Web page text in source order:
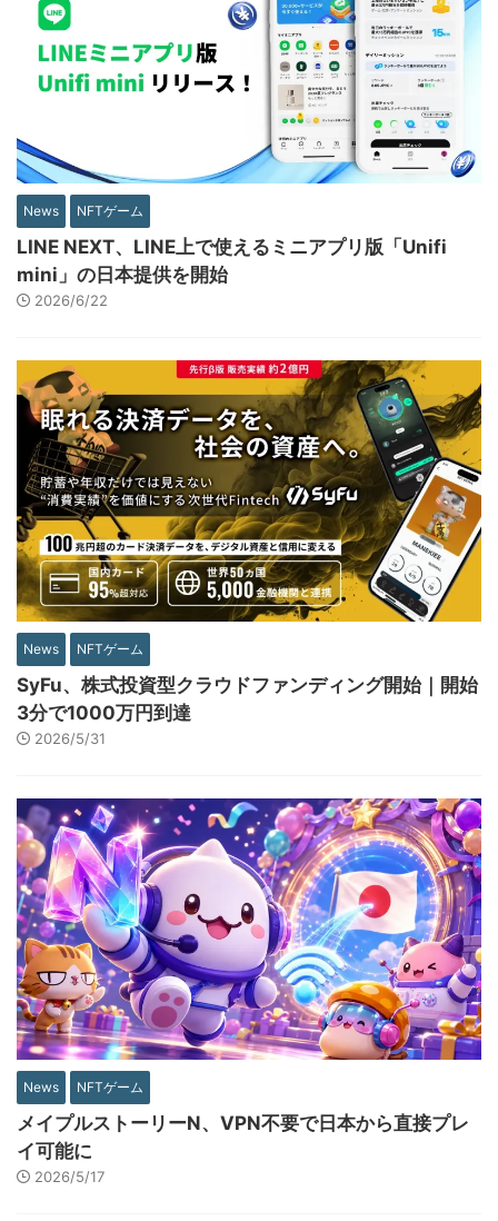
News NFTゲーム
LINE NEXT、LINE上で使えるミニアプリ版「Unifi
mini」の日本提供を開始
2026/6/22
News NFTゲーム
SyFu、株式投資型クラウドファンディング開始｜開始
3分で1000万円到達
2026/5/31
News NFTゲーム
メイプルストーリーN、VPN不要で日本から直接プレ
イ可能に
2026/5/17